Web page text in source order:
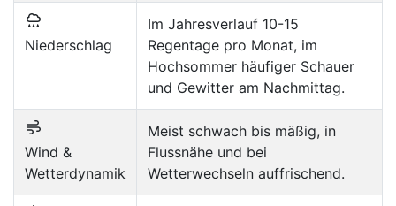
Niederschlag
Im Jahresverlauf 10-15
Regentage pro Monat, im
Hochsommer häufiger Schauer
und Gewitter am Nachmittag.
Wind &
Wetterdynamik
Meist schwach bis mäßig, in
Flussnähe und bei
Wetterwechseln auffrischend.